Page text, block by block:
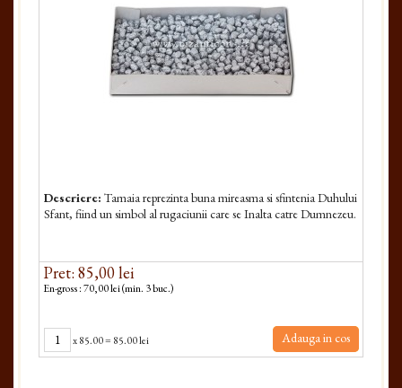
Descriere: Tamaia reprezinta buna mireasma si sfintenia Duhului
Sfant, fiind un simbol al rugaciunii care se Inalta catre Dumnezeu.
Pret: 85,00 lei
En-gross : 70,00 lei (min. 3 buc.)
x85.00= 85.00 lei Adauga in cos